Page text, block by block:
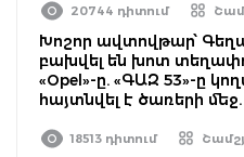
20744 դիտում
Խոշոր ավտովթար՝
բախվել են խոտ
«Opel»-ը. «ԳԱԶ 53»-ը
հայտնվել է ծառերի
18513 դիտում